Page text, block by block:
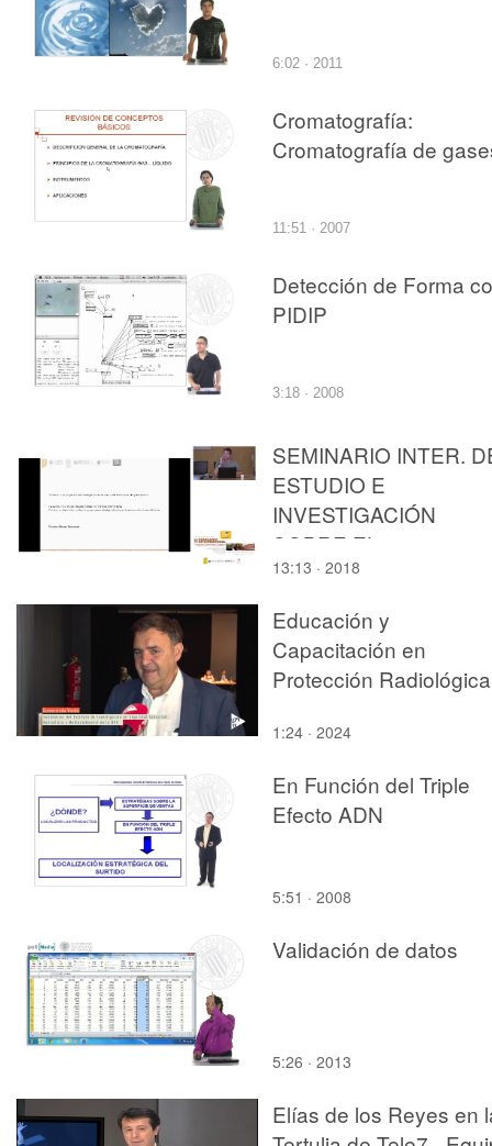
6:02 · 2011
Cromatografía:
Cromatografía de
11:51 · 2007
Detección de Forma
PIDIP
3:18 · 2008
SEMINARIO INTER.
ESTUDIO E
INVESTIGACIÓN
SOBRE EL
RECONOCIMIENTO,
CONSERVACIÓN Y EL
RE-USO DEL
PATRIMÓNIO
13:13 · 2018
Educación y
Capacitación en
Protección Radiológica
1:24 · 2024
En Función del Triple
Efecto ADN
5:51 · 2008
Validación de datos
5:26 · 2013
Elías de los Reyes en